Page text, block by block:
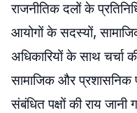
राजनीतिक दलों के
आयोगों के सदस्यों,
अधिकारियों के साथ चर्चा
सामाजिक और
संबंधित पक्षों की राय